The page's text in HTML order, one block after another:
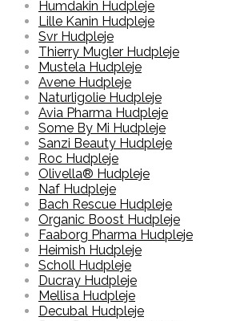
Humdakin Hudpleje
Lille Kanin Hudpleje
Svr Hudpleje
Thierry Mugler Hudpleje
Mustela Hudpleje
Avene Hudpleje
Naturligolie Hudpleje
Avia Pharma Hudpleje
Some By Mi Hudpleje
Sanzi Beauty Hudpleje
Roc Hudpleje
Olivella® Hudpleje
Naf Hudpleje
Bach Rescue Hudpleje
Organic Boost Hudpleje
Faaborg Pharma Hudpleje
Heimish Hudpleje
Scholl Hudpleje
Ducray Hudpleje
Mellisa Hudpleje
Decubal Hudpleje